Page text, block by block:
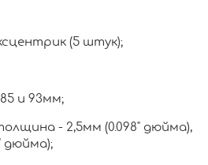
(5 штук);
и 93мм;
- 2,5мм (0.098" дюйма),
дюйма);